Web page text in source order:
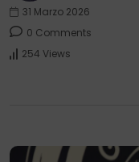
31 Marzo 2026
0 Comments
254 Views